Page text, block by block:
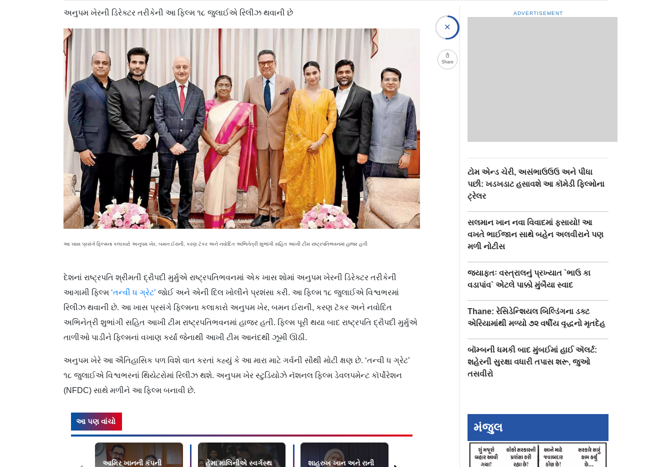
અનુપમ ખેરની ડિરેક્ટર તરીકેની આ ફિલ્મ ૧૮ જુલાઈએ રિલીઝ થવાની છે
આ ખાસ પ્રસંગે ફિલ્મના કલાકારો અનુપમ ખેર, બમન ઈરાની, કરણ ટૅકર અને નવોદિત અભિનેત્રી શુભાંગી સહિત આખી ટીમ રાષ્ટ્રપતિભવનમાં હાજર હતી
દેશનાં રાષ્ટ્રપતિ શ્રીમતી દ્રૌપદી મુર્મુએ રાષ્ટ્રપતિભવનમાં એક ખાસ શોમાં અનુપમ ખેરની ડિરેક્ટર તરીકેની
આગામી ફિલ્મ ‘તન્વી ધ ગ્રેટ’ જોઈ અને એની દિલ ખોલીને પ્રશંસા કરી. આ ફિલ્મ ૧૮ જુલાઈએ વિશ્વભરમાં
રિલીઝ થવાની છે. આ ખાસ પ્રસંગે ફિલ્મના કલાકારો અનુપમ ખેર, બમન ઈરાની, કરણ ટૅકર અને નવોદિત
અભિનેત્રી શુભાંગી સહિત આખી ટીમ રાષ્ટ્રપતિભવનમાં હાજર હતી. ફિલ્મ પૂરી થયા બાદ રાષ્ટ્રપતિ દ્રૌપદી મુર્મુએ
તાળીઓ પાડીને ફિલ્મનાં વખાણ કર્યાં જેનાથી આખી ટીમ આનંદથી ઝૂમી ઊઠી.
અનુપમ ખેરે આ ઐતિહાસિક પળ વિશે વાત કરતાં કહ્યું કે આ મારા માટે ગર્વની સૌથી મોટી ક્ષણ છે. ‘તન્વી ધ ગ્રેટ’
૧૮ જુલાઈએ વિશ્વભરનાં થિયેટરોમાં રિલીઝ થશે. અનુપમ ખેર સ્ટુડિયોઝે નૅશનલ ફિલ્મ ડેવલપમેન્ટ કૉર્પોરેશન
(NFDC) સાથે મળીને આ ફિલ્મ બનાવી છે.
આ પણ વાંચો
આમિર ખાનની કંપની
હેમા માલિનીએ સ્વર્ગસ્થ
શાહરુખ ખાન અને રાની
આવા વ્યક્તિત્વ સાથેની
Share
ADVERTISEMENT
ટોમ એન્ડ ચેરી, અસંભાઉઉઉ અને પીધા
પછી: ખડખડાટ હસાવશે આ કૉમેડી ફિલ્મોના
ટ્રેલર
સલમાન ખાન નવા વિવાદમાં ફસાયો! આ
વખતે ભાઈજાન સાથે બહેન અલવીરાને પણ
મળી નોટીસ
જ્યાફતઃ વસ્ત્રાલનું પ્રખ્યાત `ભાઉ કા
વડાપાંવ` એટલે પાક્કો મુંબૈયા સ્વાદ
Thane: રેસિડેન્શિયલ બિલ્ડિંગના ડક્ટ
એરિયામાંથી મળ્યો ૭૨ વર્ષીય વૃદ્ધનો મૃતદેહ
બૉમ્બની ધમકી બાદ મુંબઈમાં હાઈ ઍલર્ટ:
શહેરની સુરક્ષા વધારી તપાસ શરૂ, જુઓ
તસવીરો
મંજુલ